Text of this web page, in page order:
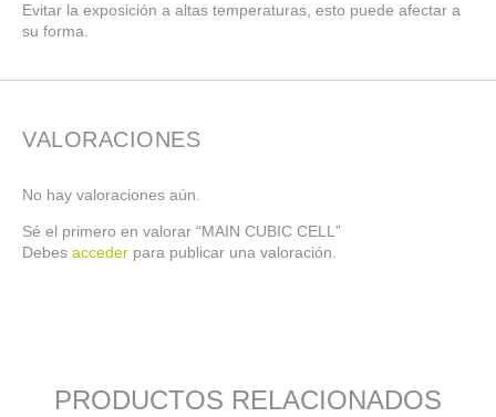
Evitar la exposición a altas temperaturas, esto puede afectar a
su forma.
VALORACIONES
No hay valoraciones aún.
Sé el primero en valorar “MAIN CUBIC CELL”
Debes acceder para publicar una valoración.
PRODUCTOS RELACIONADOS